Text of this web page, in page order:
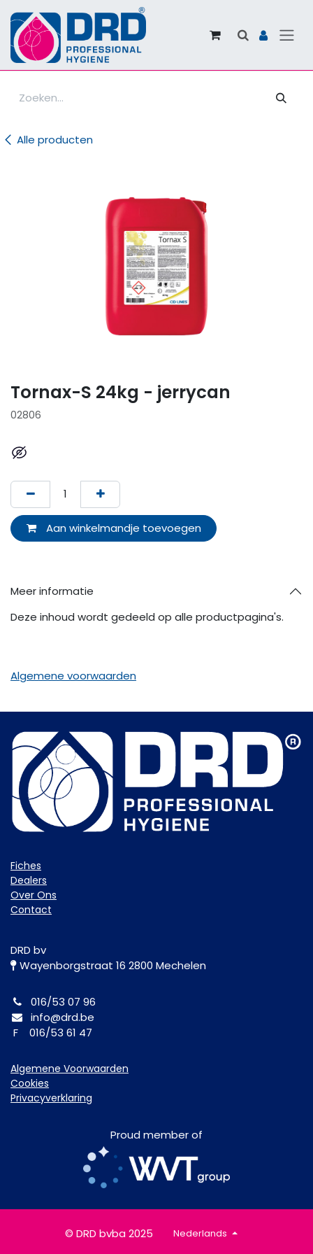
Alle producten
Tornax-S 24kg - jerrycan
02806
Aan winkelmandje toevoegen
Meer informatie
Deze inhoud wordt gedeeld op alle productpagina's.
Algemene voorwaarden
Fiche​s
Dealers
Over Ons
Contact
DRD bv
Wayenborgstraat 16 2800 Mechelen
016/53 07 96
info@drd.be
F 016/53 61 47
Algemene Voorwaarden
Cookies
Privacyverklaring
Proud member of
© DRD bvba 2025 Nederlands